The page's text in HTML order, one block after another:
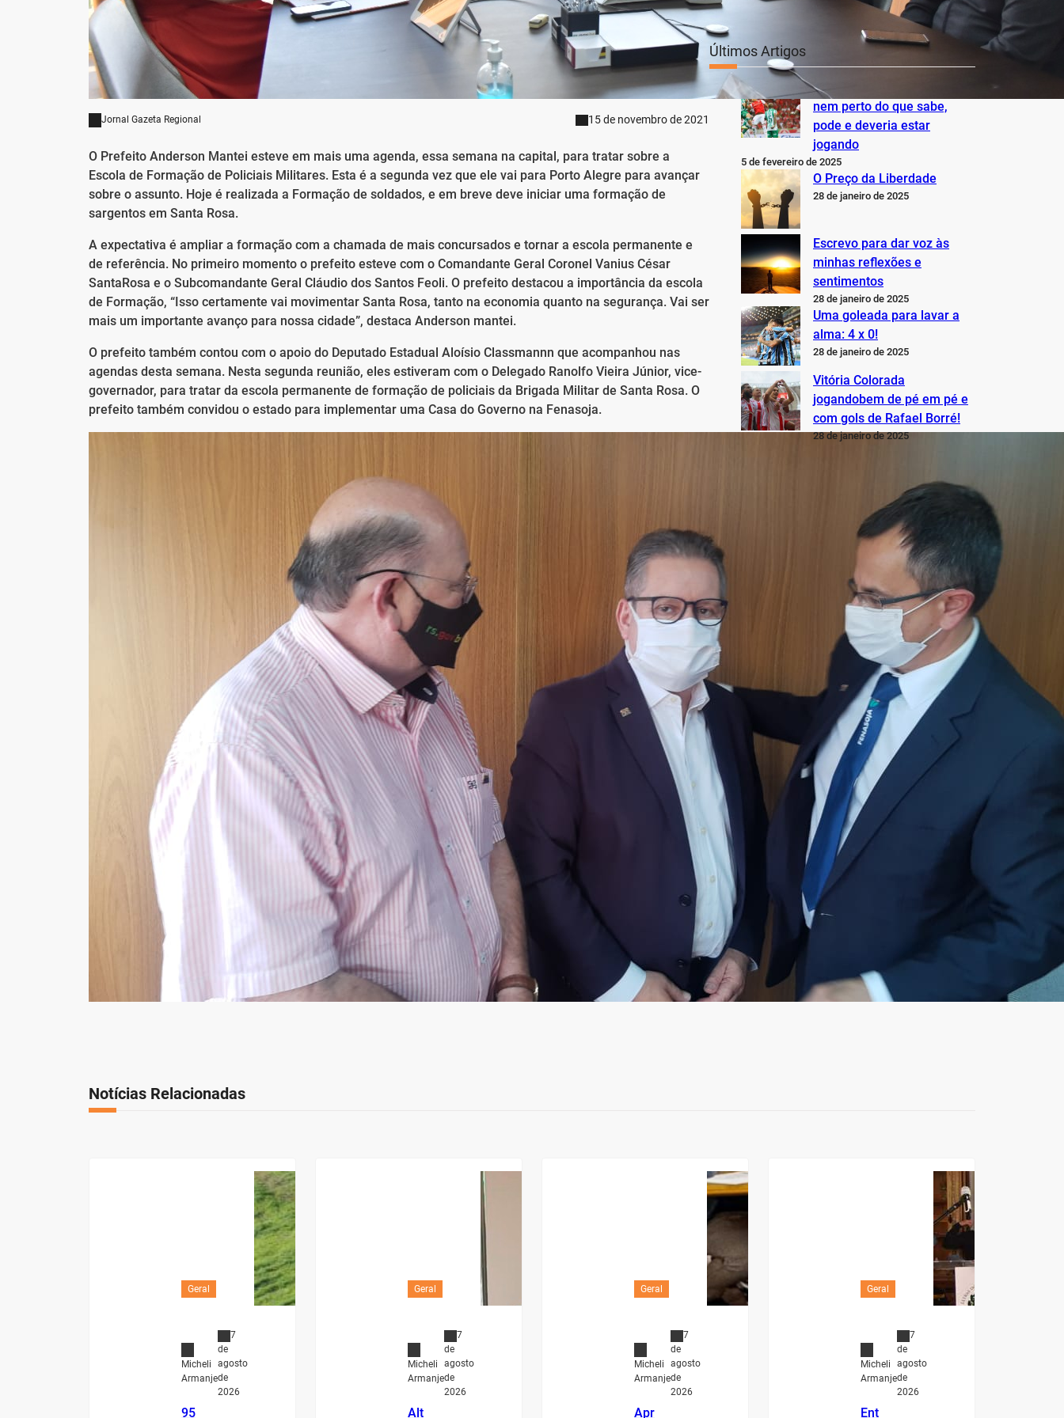
Jornal Gazeta Regional 15 de novembro de 2021
O Prefeito Anderson Mantei esteve em mais uma agenda, essa semana na capital, para tratar sobre a
Escola de Formação de Policiais Militares. Esta é a segunda vez que ele vai para Porto Alegre para avançar
sobre o assunto. Hoje é realizada a Formação de soldados, e em breve deve iniciar uma formação de
sargentos em Santa Rosa.
A expectativa é ampliar a formação com a chamada de mais concursados e tornar a escola permanente e
de referência. No primeiro momento o prefeito esteve com o Comandante Geral Coronel Vanius César
SantaRosa e o Subcomandante Geral Cláudio dos Santos Feoli. O prefeito destacou a importância da escola
de Formação, “Isso certamente vai movimentar Santa Rosa, tanto na economia quanto na segurança. Vai ser
mais um importante avanço para nossa cidade”, destaca Anderson mantei.
O prefeito também contou com o apoio do Deputado Estadual Aloísio Classmannn que acompanhou nas
agendas desta semana. Nesta segunda reunião, eles estiveram com o Delegado Ranolfo Vieira Júnior, vice-
governador, para tratar da escola permanente de formação de policiais da Brigada Militar de Santa Rosa. O
prefeito também convidou o estado para implementar uma Casa do Governo na Fenasoja.
Últimos Artigos
O Inter não está jogando
nem perto do que sabe,
pode e deveria estar
jogando
5 de fevereiro de 2025
O Preço da Liberdade
28 de janeiro de 2025
Escrevo para dar voz às
minhas reflexões e
sentimentos
28 de janeiro de 2025
Uma goleada para lavar a
alma: 4 x 0!
28 de janeiro de 2025
Vitória Colorada
jogandobem de pé em pé e
com gols de Rafael Borré!
28 de janeiro de 2025
Notícias Relacionadas
Geral
Micheli
Armanje
7
de
agosto
de
2026
95
Geral
Micheli
Armanje
7
de
agosto
de
2026
Alt
Geral
Micheli
Armanje
7
de
agosto
de
2026
Apr
Geral
Micheli
Armanje
7
de
agosto
de
2026
Ent